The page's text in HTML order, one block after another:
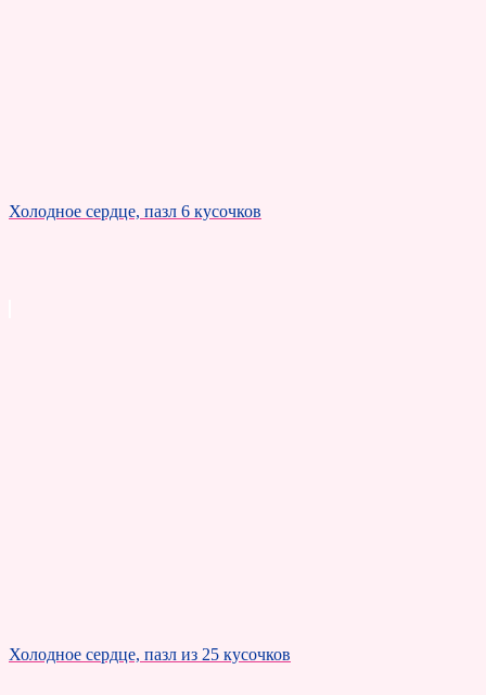
Холодное сердце, пазл 6 кусочков
Холодное сердце, пазл из 25 кусочков